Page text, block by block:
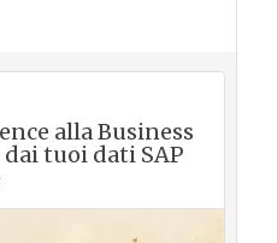
alla Business
tuoi dati SAP